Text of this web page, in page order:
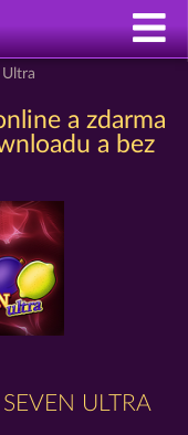
Ultra
a zdarma
a bez
ULTRA